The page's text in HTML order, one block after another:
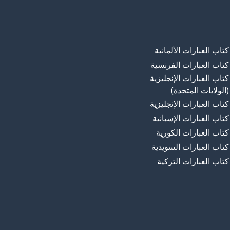
كتاب العبارات الألمانية
كتاب العبارات الفرنسية
كتاب العبارات الإنجليزية
(الولايات المتحدة)
كتاب العبارات الإنجليزية
كتاب العبارات الإسبانية
كتاب العبارات الكورية
كتاب العبارات السويدية
كتاب العبارات التركية